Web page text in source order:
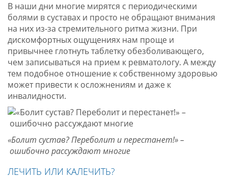
В наши дни многие мирятся с периодическими
болями в суставах и просто не обращают внимания
на них из-за стремительного ритма жизни. При
дискомфортных ощущениях нам проще и
привычнее глотнуть таблетку обезболивающего,
чем записываться на прием к ревматологу. А между
тем подобное отношение к собственному здоровью
может привести к осложнениям и даже к
инвалидности.
«Болит сустав? Переболит и перестанет!» –
ошибочно рассуждают многие
ЛЕЧИТЬ ИЛИ КАЛЕЧИТЬ?